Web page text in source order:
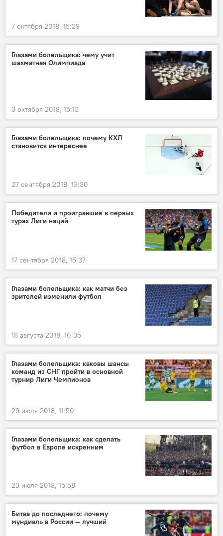
7 октября 2018, 15:29
Глазами болельщика: чему учит
шахматная Олимпиада
3 октября 2018, 15:13
Глазами болельщика: почему КХЛ
становится интереснее
27 сентября 2018, 13:30
Победители и проигравшие в первых
турах Лиги наций
17 сентября 2018, 15:37
Глазами болельщика: как матчи без
зрителей изменили футбол
18 августа 2018, 10:35
Глазами болельщика: каковы шансы
команд из СНГ пройти в основной
турнир Лиги Чемпионов
29 июля 2018, 11:50
Глазами болельщика: как сделать
футбол в Европе искренним
23 июля 2018, 15:58
Битва до последнего: почему
мундиаль в России — лучший